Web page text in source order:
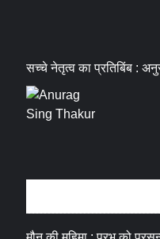
सच्चे नेतृत्व का प्रतिबिंब :